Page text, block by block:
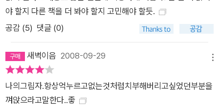
야 할지 다른 책을 더 봐야 할지 고민해야 할듯.
공감 (5) 댓글 (0)
새벽이음 2008-09-29
나의그림자.항상억누르고없는것처럼치부해버리고싶었던부분을
껴앉으라고말한다..좋